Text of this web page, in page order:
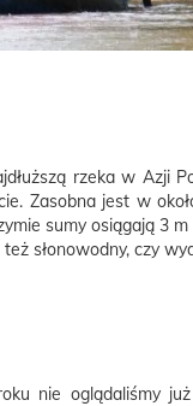
rzeka w Azji
Zasobna jest w
sumy osiągają 3 m
słonowodny, czy
nie oglądaliśmy